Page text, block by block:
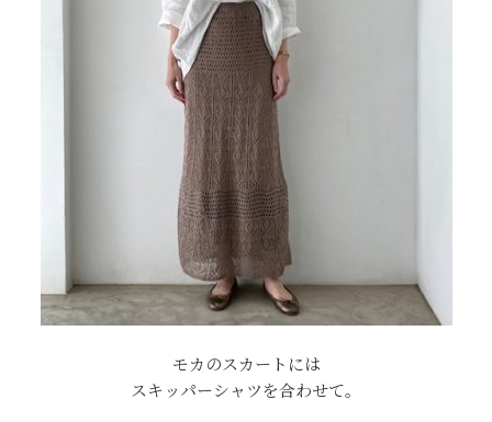
モカのスカートには
スキッパーシャツを合わせて。